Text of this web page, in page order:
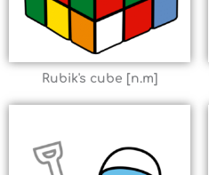
Rubik's cube [n.m]